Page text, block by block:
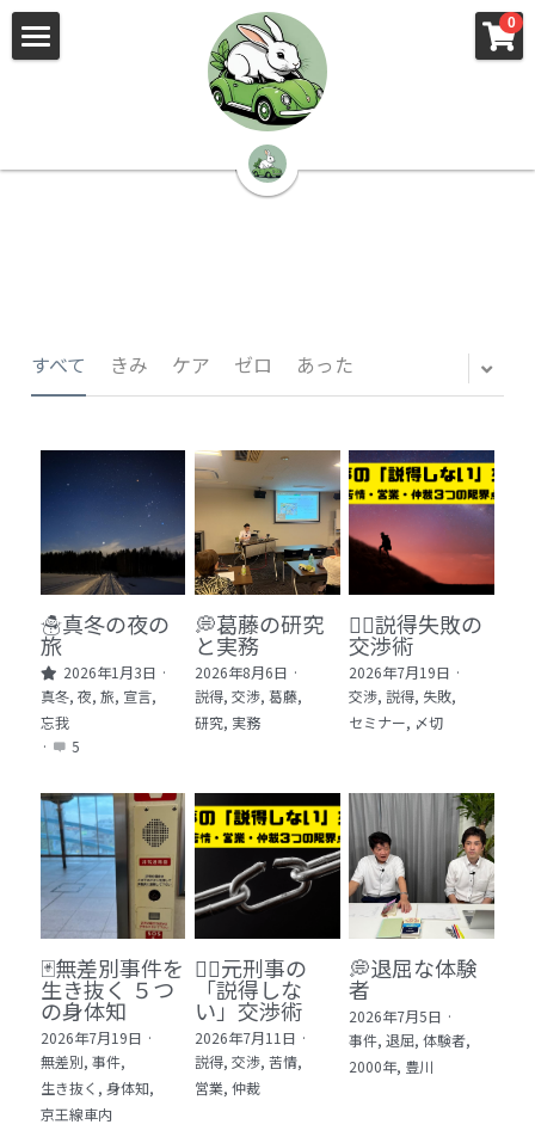
0
🌳株式会社 kibi🦉（トップ）
📰kibi log（ブログ）
🏢会社概要・プライバシーポリシー・プロフィ
📸Who am I?（プロフィール）
🏙️社員が防ぐ不正と犯罪
🙌自傷・他害・パニックは防げますか？
🏫社会福祉法人ぐらんま
🛒Learn More!（商品）
❓FAQ
📮ASK（無料読者登録 or 無料お問い合わせ）
📚 100冊の「本は飲み物」index
1 クレーム・犯罪・説得交渉 23冊
2 発達障害・精神疾患・ケア 29冊
3 身体知・非言語・情動 13冊
4 創作・芸術・神秘 30冊
5 教育・マネジメント・学修 20冊
ログイン/ 登録
検索
日本語
日本語
すべて きみ ケア ゼロ あった
☃️真冬の夜の
旅
2026年1月3日 ·
真冬, 夜, 旅, 宣言,
忘我
·
5
💭葛藤の研究
と実務
2026年8月6日 ·
説得, 交渉, 葛藤,
研究, 実務
🕵️‍♂️説得失敗の
交渉術
2026年7月19日 ·
交渉, 説得, 失敗,
セミナー, 〆切
🃏無差別事件を
生き抜く ５つ
の身体知
2026年7月19日 ·
無差別, 事件,
生き抜く, 身体知,
京王線車内
🙅‍♂️元刑事の
「説得しな
い」交渉術
2026年7月11日 ·
説得, 交渉, 苦情,
営業, 仲裁
💭退屈な体験
者
2026年7月5日 ·
事件, 退屈, 体験者,
2000年, 豊川
×
ストアカテゴリー
すべてのカテゴリー
×
ブログカテゴリー